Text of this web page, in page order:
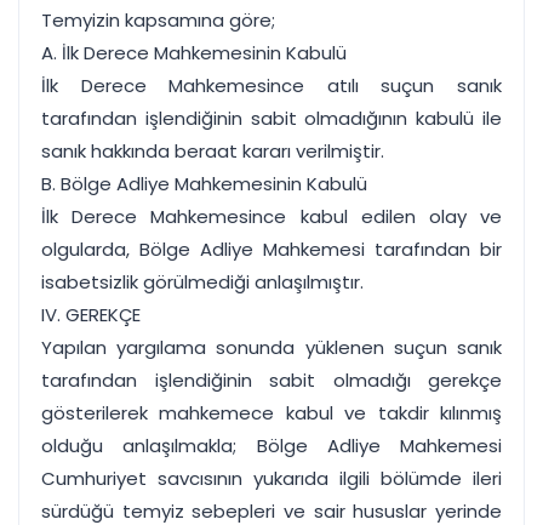
Temyizin kapsamına göre;
A. İlk Derece Mahkemesinin Kabulü
İlk Derece Mahkemesince atılı suçun sanık
tarafından işlendiğinin sabit olmadığının kabulü ile
sanık hakkında beraat kararı verilmiştir.
B. Bölge Adliye Mahkemesinin Kabulü
İlk Derece Mahkemesince kabul edilen olay ve
olgularda, Bölge Adliye Mahkemesi tarafından bir
isabetsizlik görülmediği anlaşılmıştır.
IV. GEREKÇE
Yapılan yargılama sonunda yüklenen suçun sanık
tarafından işlendiğinin sabit olmadığı gerekçe
gösterilerek mahkemece kabul ve takdir kılınmış
olduğu anlaşılmakla; Bölge Adliye Mahkemesi
Cumhuriyet savcısının yukarıda ilgili bölümde ileri
sürdüğü temyiz sebepleri ve sair hususlar yerinde